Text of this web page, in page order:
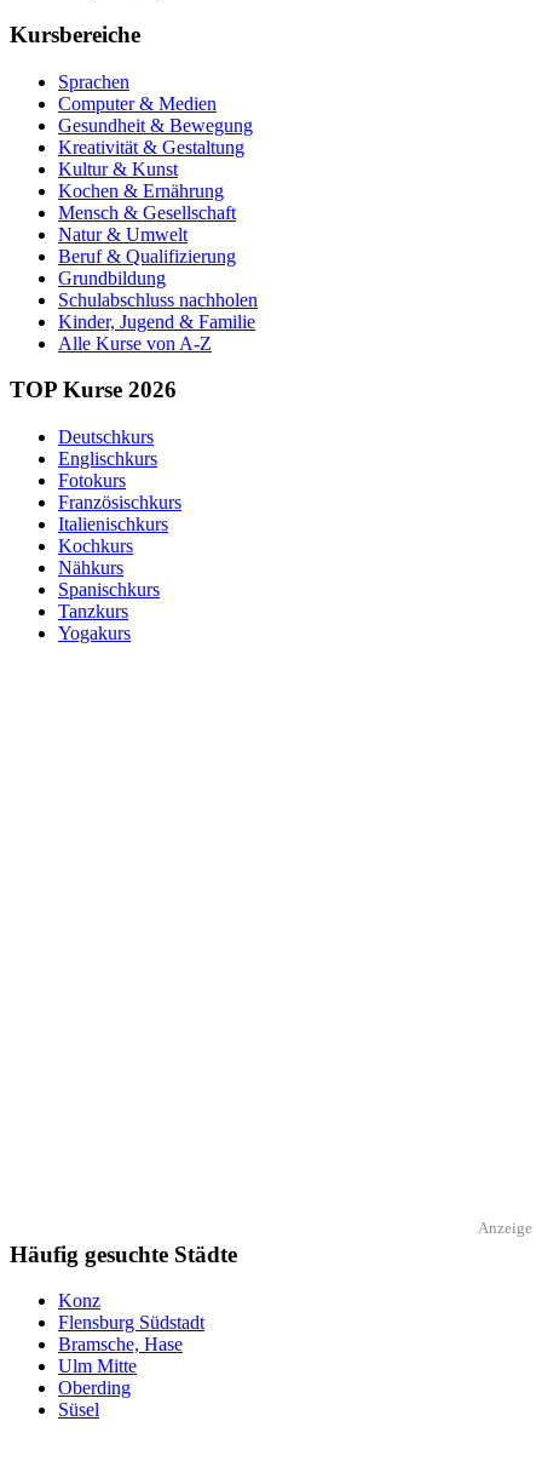
Kursbereiche
Sprachen
Computer & Medien
Gesundheit & Bewegung
Kreativität & Gestaltung
Kultur & Kunst
Kochen & Ernährung
Mensch & Gesellschaft
Natur & Umwelt
Beruf & Qualifizierung
Grundbildung
Schulabschluss nachholen
Kinder, Jugend & Familie
Alle Kurse von A-Z
TOP Kurse 2026
Deutschkurs
Englischkurs
Fotokurs
Französischkurs
Italienischkurs
Kochkurs
Nähkurs
Spanischkurs
Tanzkurs
Yogakurs
Anzeige
Häufig gesuchte Städte
Konz
Flensburg Südstadt
Bramsche, Hase
Ulm Mitte
Oberding
Süsel